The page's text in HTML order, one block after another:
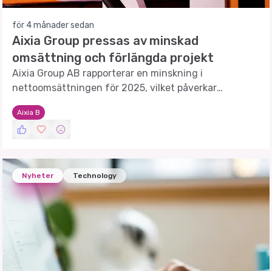
för 4 månader sedan
Aixia Group pressas av minskad
omsättning och förlängda projekt
Aixia Group AB rapporterar en minskning i
nettoomsättningen för 2025, vilket påverkar
resultatet negativt.
Aixia B
Nyheter Technology